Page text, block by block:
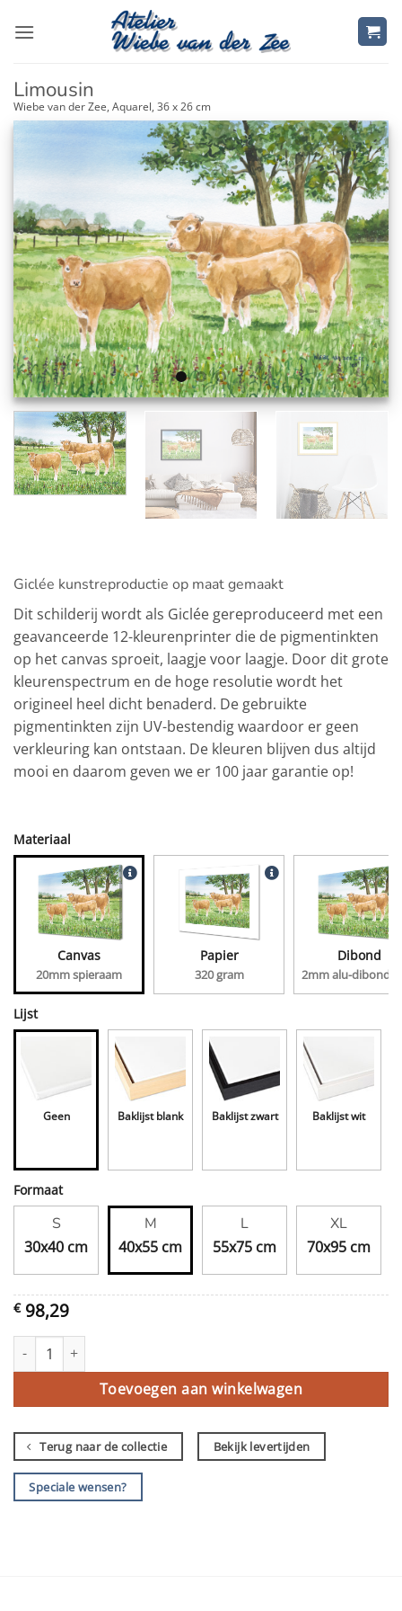
naar
Limousin
Wiebe van der Zee, Aquarel, 36 x 26 cm
Giclée kunstreproductie op maat gemaakt
Dit schilderij wordt als Giclée gereproduceerd met een
geavanceerde 12-kleurenprinter die de pigmentinkten
op het canvas sproeit, laagje voor laagje. Door dit grote
kleurenspectrum en de hoge resolutie wordt het
origineel heel dicht benaderd. De gebruikte
pigmentinkten zijn UV-bestendig waardoor er geen
verkleuring kan ontstaan. De kleuren blijven dus altijd
mooi en daarom geven we er 100 jaar garantie op!
Materiaal
Canvas
20mm spieraam
Papier
320 gram
Dibond
2mm alu-dibond,
Lijst
Geen Baklijst blank Baklijst zwart Baklijst wit
Formaat
S
30x40 cm
M
40x55 cm
L
55x75 cm
XL
70x95 cm
€98,29
Limousin aantal
Toevoegen aan winkelwagen
Terug naar de collectie Bekijk levertijden
Speciale wensen?